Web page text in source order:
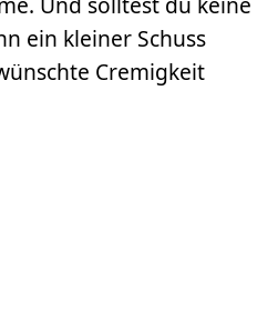
ein kleiner Schuss
Cremigkeit